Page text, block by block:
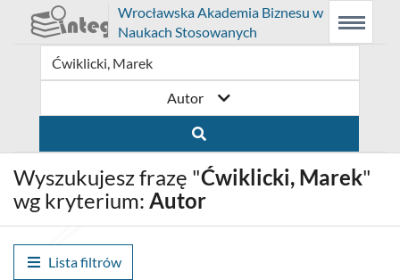
Menu
główne
Wyszukiwarka
Treść
główna
Prolib
Integro
-
główna
Wrocławska Akademia Biznesu w
Naukach Stosowanych
Menu
Autor
Wyszukujesz frazę "Ćwiklicki, Marek"
wg kryterium: Autor
Lista filtrów